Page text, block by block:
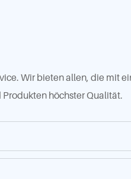
Wir bieten allen, die mit
höchster Qualität.